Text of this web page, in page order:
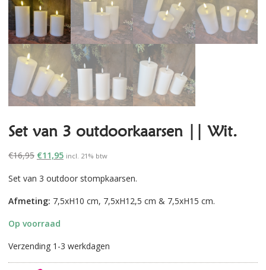
Set van 3 outdoorkaarsen || Wit.
€16,95 Oorspronkelijke
was:
€11,95Huidige
is:
incl. 21% btw
Set van 3 outdoor stompkaarsen.
Afmeting: 7,5xH10 cm, 7,5xH12,5 cm & 7,5xH15 cm.
Op voorraad
Verzending 1-3 werkdagen